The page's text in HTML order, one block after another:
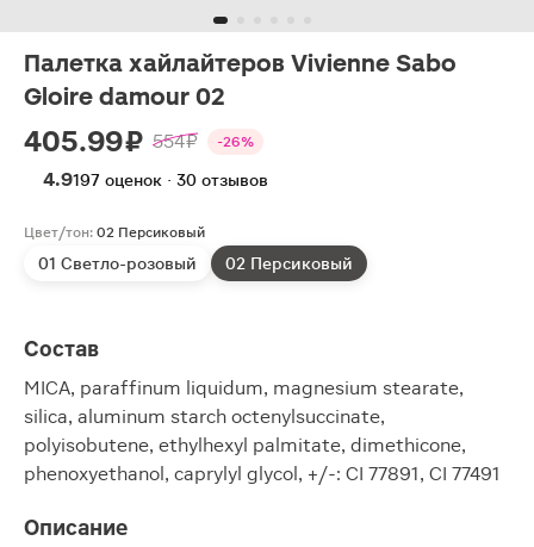
Палетка хайлайтеров Vivienne Sabo
Gloire damour 02
405.99 ₽ 554 ₽ -26%
4.9197 оценок · 30 отзывов
Цвет/тон: 02 Персиковый
01 Светло-розовый 02 Персиковый
Состав
MICA, paraffinum liquidum, magnesium stearate,
silica, aluminum starch octenylsuccinate,
polyisobutene, ethylhexyl palmitate, dimethicone,
phenoxyethanol, caprylyl glycol, +/-: CI 77891, CI 77491
Описание